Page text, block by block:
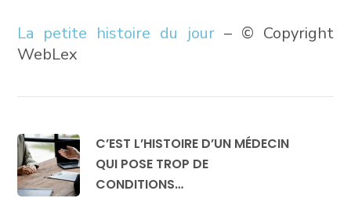
La petite histoire du jour– © Copyright
WebLex
C’EST L’HISTOIRE D’UN MÉDECIN
QUI POSE TROP DE
CONDITIONS…